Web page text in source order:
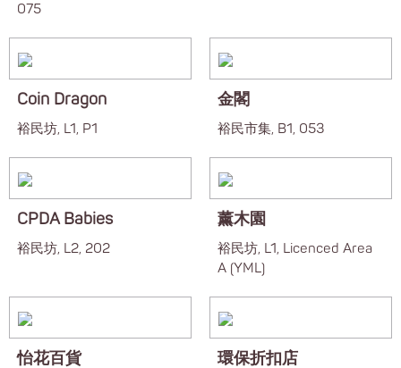
075
Coin Dragon
裕民坊, L1, P1
金閣
裕民市集, B1, 053
CPDA Babies
裕民坊, L2, 202
薰木園
裕民坊, L1, Licenced Area
A (YML)
怡花百貨 環保折扣店